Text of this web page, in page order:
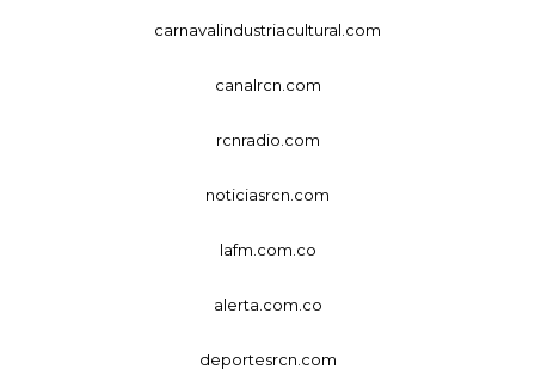
carnavalindustriacultural.com
canalrcn.com
rcnradio.com
noticiasrcn.com
lafm.com.co
alerta.com.co
deportesrcn.com